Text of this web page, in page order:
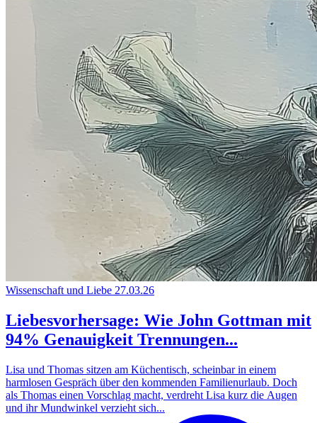
Wissenschaft und Liebe 27.03.26
Liebesvorhersage: Wie John Gottman mit
94% Genauigkeit Trennungen...
Lisa und Thomas sitzen am Küchentisch, scheinbar in einem
harmlosen Gespräch über den kommenden Familienurlaub. Doch
als Thomas einen Vorschlag macht, verdreht Lisa kurz die Augen
und ihr Mundwinkel verzieht sich...